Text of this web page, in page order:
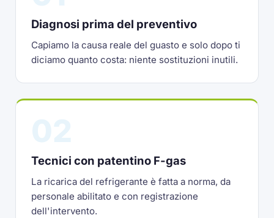
Diagnosi prima del preventivo
Capiamo la causa reale del guasto e solo dopo ti
diciamo quanto costa: niente sostituzioni inutili.
Tecnici con patentino F-gas
La ricarica del refrigerante è fatta a norma, da
personale abilitato e con registrazione
dell'intervento.